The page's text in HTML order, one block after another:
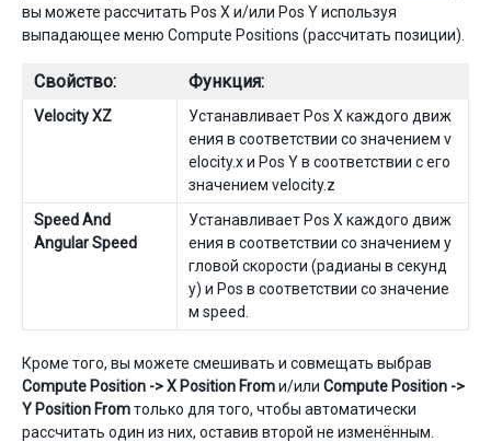
вы можете рассчитать Pos X и/или Pos Y используя
выпадающее меню Compute Positions (рассчитать позиции).
Свойство: Функция:
Velocity XZ
Устанавливает Pos X каждого движ
ения в соответствии со значением v
elocity.x и Pos Y в соответствии с его
значением velocity.z
Speed And
Angular Speed
Устанавливает Pos X каждого движ
ения в соответствии со значением у
гловой скорости (радианы в секунд
у) и Pos в соответствии со значение
м speed.
Кроме того, вы можете смешивать и совмещать выбрав
Compute Position -> X Position Fromи/или Compute Position ->
Y Position Fromтолько для того, чтобы автоматически
рассчитать один из них, оставив второй не изменённым.